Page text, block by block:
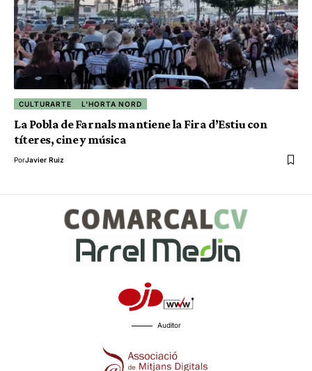
CULTURARTE L'HORTA NORD
La Pobla de Farnals mantiene la Fira d’Estiu con
títeres, cine y música
PorJavier Ruiz
Auditor